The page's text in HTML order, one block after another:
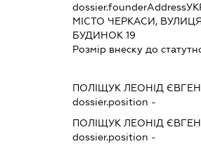
dossier.founderAddress
МІСТО ЧЕРКАСИ,
БУДИНОК 19
Розмір внеску до
ПОЛІЩУК ЛЕОНІД
dossier.position -
ПОЛІЩУК ЛЕОНІД
dossier.position -